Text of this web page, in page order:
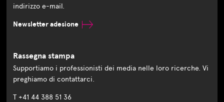
indirizzo e-mail.
Newsletter adesione
Rassegna stampa
Supportiamo i professionisti dei media nelle loro ricerche. Vi
preghiamo di contattarci.
T +41 44 388 51 36